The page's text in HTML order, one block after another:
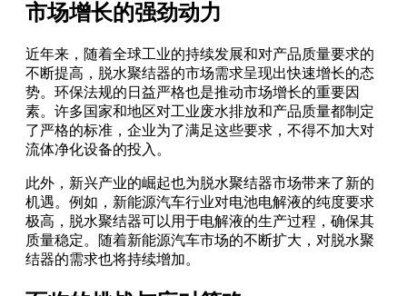
市场增长的强劲动力
近年来，随着全球工业的持续发展和对产品质量要求的
不断提高，脱水聚结器的市场需求呈现出快速增长的态
势。环保法规的日益严格也是推动市场增长的重要因
素。许多国家和地区对工业废水排放和产品质量都制定
了严格的标准，企业为了满足这些要求，不得不加大对
流体净化设备的投入。
此外，新兴产业的崛起也为脱水聚结器市场带来了新的
机遇。例如，新能源汽车行业对电池电解液的纯度要求
极高，脱水聚结器可以用于电解液的生产过程，确保其
质量稳定。随着新能源汽车市场的不断扩大，对脱水聚
结器的需求也将持续增加。